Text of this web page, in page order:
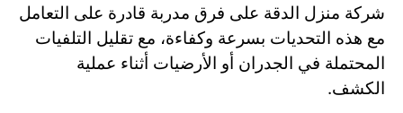
شركة منزل الدقة على فرق مدربة قادرة على التعامل
مع هذه التحديات بسرعة وكفاءة، مع تقليل التلفيات
المحتملة في الجدران أو الأرضيات أثناء عملية
الكشف.